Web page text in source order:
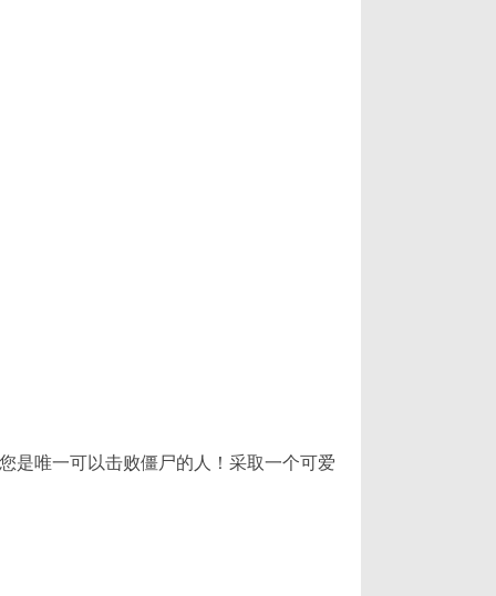
是唯一可以击败僵尸的人！采取一个可爱